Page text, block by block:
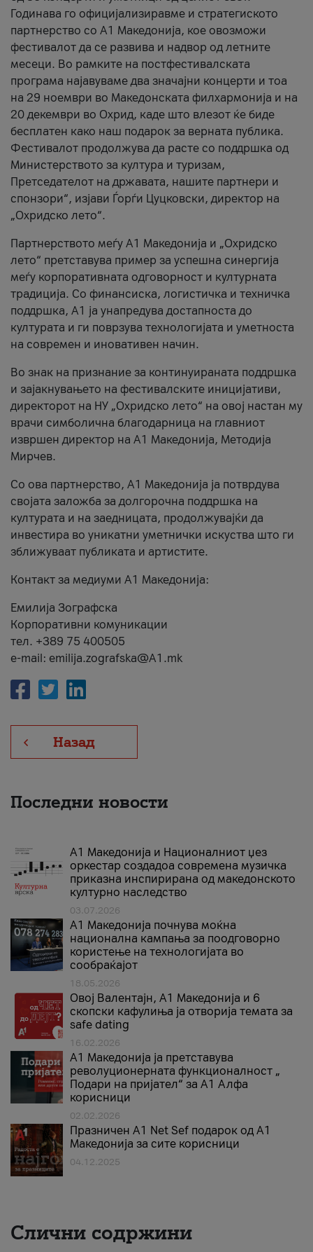
Годинава го официјализиравме и стратегиското
партнерство со А1 Македонија, кое овозможи
фестивалот да се развива и надвор од летните
месеци. Во рамките на постфестивалската
програма најавуваме два значајни концерти и тоа
на 29 ноември во Македонската филхармонија и на
20 декември во Охрид, каде што влезот ќе биде
бесплатен како наш подарок за верната публика.
Фестивалот продолжува да расте со поддршка од
Министерството за култура и туризам,
Претседателот на државата, нашите партнери и
спонзори“, изјави Ѓорѓи Цуцковски, директор на
„Охридско лето“.
Партнерството меѓу A1 Македонија и „Охридско
лето“ претставува пример за успешна синергија
меѓу корпоративната одговорност и културната
традиција. Со финансиска, логистичка и техничка
поддршка, A1 ја унапредува достапноста до
културата и ги поврзува технологијата и уметноста
на современ и иновативен начин.
Во знак на признание за континуираната поддршка
и зајакнувањето на фестивалските иницијативи,
директорот на НУ „Охридско лето“ на овој настан му
врачи симболична благодарница на главниот
извршен директор на A1 Македонија, Методија
Мирчев.
Со ова партнерство, A1 Македонија ја потврдува
својата заложба за долгорочна поддршка на
културата и на заедницата, продолжувајќи да
инвестира во уникатни уметнички искуства што ги
зближуваат публиката и артистите.
Контакт за медиуми А1 Македонија:
Емилија Зографска
Корпоративни комуникации
тел. +389 75 400505
e-mail: emilija.zografska@A1.mk
Назад
Последни новости
А1 Македонија и Националниот џез
оркестар создадоа современа музичка
приказна инспирирана од македонското
културно наследство
03.07.2026
A1 Македонија почнува моќна
национална кампања за поодговорно
користење на технологијата во
сообраќајот
18.05.2026
Овој Валентајн, A1 Македонија и 6
скопски кафулиња ја отворија темата за
safe dating
16.02.2026
А1 Македонија ја претставува
револуционерната функционалност „
Подари на пријател“ за А1 Алфа
корисници
02.02.2026
Празничен A1 Net Sеf подарок од А1
Македонија за сите корисници
04.12.2025
Слични содржини